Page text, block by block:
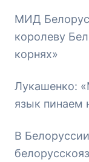
МИД
королеву
корнях»
Лукашенко:
язык пинаем
В